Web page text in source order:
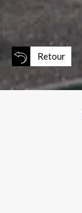
Retour